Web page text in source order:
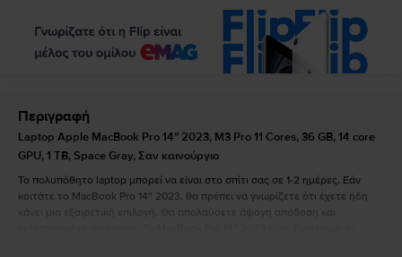
Περιγραφή
Laptop Apple MacBook Pro 14″ 2023, M3 Pro 11 Cores, 36 GB, 14 core
GPU, 1 TB, Space Gray, Σαν καινούργιο
Το πολυπόθητο laptop μπορεί να είναι στο σπίτι σας σε 1-2 ημέρες. Εάν
κοιτάτε το MacBook Pro 14” 2023, θα πρέπει να γνωρίζετε ότι έχετε ήδη
κάνει μια εξαιρετική επιλογή. Θα απολαύσετε άψογη απόδοση και